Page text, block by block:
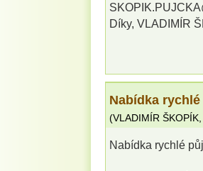
Díky, VLADIMÍR
Nabídka
(VLADIMÍR ŠKOPÍK
Nabídka rychlé